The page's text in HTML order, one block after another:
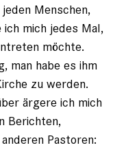
Menschen,
mich jedes Mal,
möchte.
man habe es ihm
zu werden.
ärgere ich mich
Berichten,
Pastoren: